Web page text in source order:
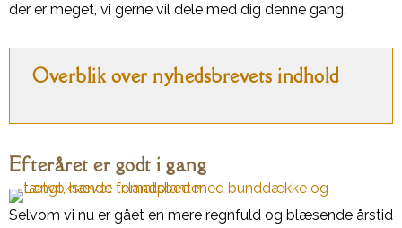
der er meget, vi gerne vil dele med dig denne gang.
Overblik over nyhedsbrevets indhold
Efteråret er godt i gang
Selvom vi nu er gået en mere regnfuld og blæsende årstid